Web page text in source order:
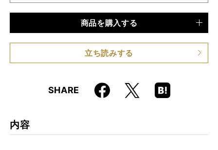
仕様 菊倍判 / 96ページ / CD2枚付き
商品を購入する
立ち読みする
SHARE Faceboo
k
X
Hatena
Boo
内容